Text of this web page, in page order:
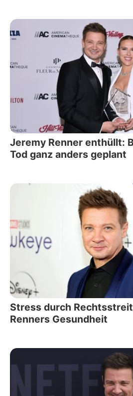
Jeremy Renner enthüllt:
Tod ganz anders geplant
Stress durch
Renners Gesundheit